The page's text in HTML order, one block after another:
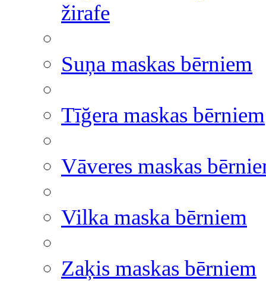
žirafe
Suņa maskas bērniem
Tīğera maskas bērniem
Vāveres maskas
Vilka maska bērniem
Zaķis maskas bērniem